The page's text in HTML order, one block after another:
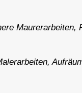
Maurerarbeiten,